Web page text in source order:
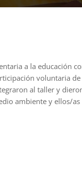
a la educación
voluntaria
al taller y
ambiente y ellos/